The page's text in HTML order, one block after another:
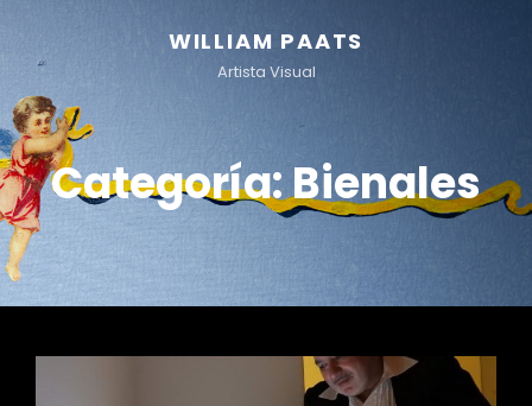
WILLIAM PAATS
Artista Visual
Categoría:Bienales